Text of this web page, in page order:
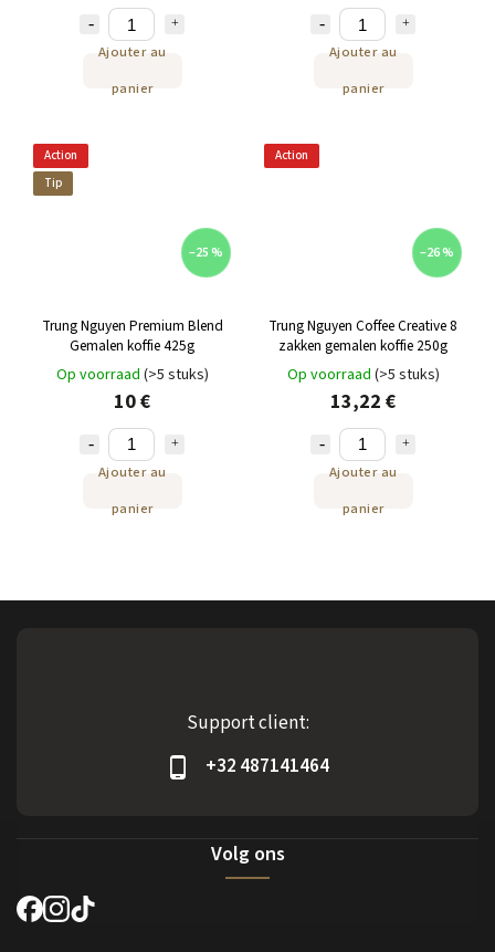
Ajouter au
panier
Ajouter au
panier
Action
Tip
–25 %
Trung Nguyen Premium Blend
Gemalen koffie 425g
Op voorraad (>5 stuks)
10 €
Ajouter au
panier
Action
–26 %
Trung Nguyen Coffee Creative 8
zakken gemalen koffie 250g
Op voorraad (>5 stuks)
13,22 €
Ajouter au
panier
Support client:
+32 487141464
Volg ons